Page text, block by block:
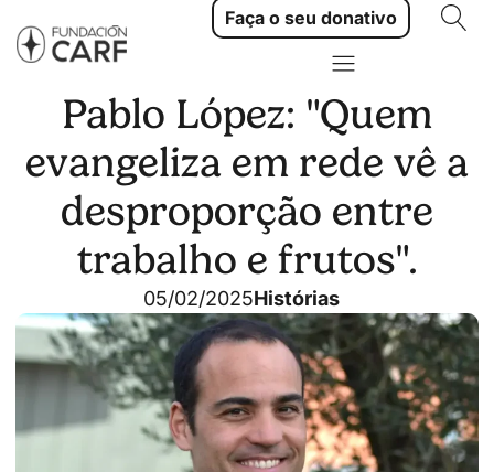
Faça o seu donativo
Pablo López: "Quem
evangeliza em rede vê a
desproporção entre
trabalho e frutos".
05/02/2025Histórias